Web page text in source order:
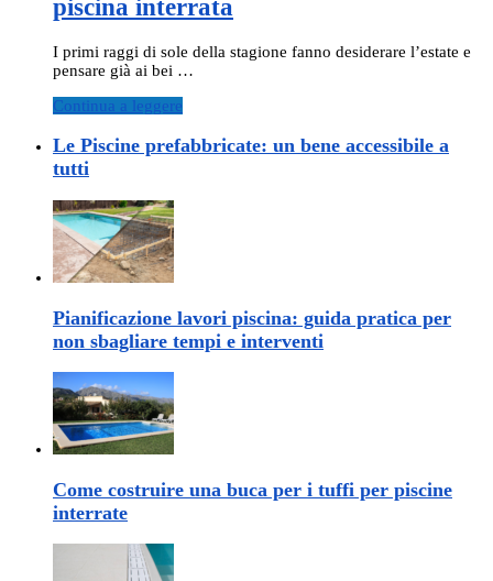
piscina interrata
I primi raggi di sole della stagione fanno desiderare l’estate e
pensare già ai bei …
Continua a leggere
Le Piscine prefabbricate: un bene accessibile a
tutti
Pianificazione lavori piscina: guida pratica per
non sbagliare tempi e interventi
Come costruire una buca per i tuffi per piscine
interrate